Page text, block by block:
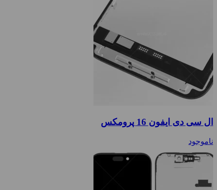
ال سی دی ایفون 16 پرومکس
ناموجود